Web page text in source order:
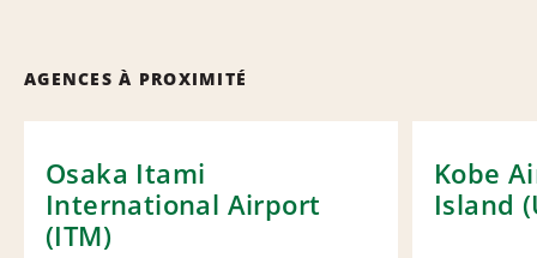
AGENCES À PROXIMITÉ
Osaka Itami
International Airport
(ITM)
Kobe
Island